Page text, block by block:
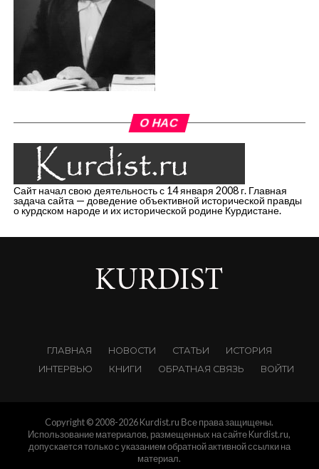
О НАС
Сайт начал свою деятельность с 14 января 2008 г. Главная
задача сайта — доведение объективной исторической правды
о курдском народе и их исторической родине Курдистане.
ГЛАВНАЯ НОВОСТИ СТАТЬИ
ИСТОРИЯ
ИНТЕРВЬЮ
КНИГИ ОБРАТНАЯ СВЯЗЬ ВОЙТИ
Copyright © 2008-2026 Kurdist.ru Все права защищены.
Использование материалов, размещенных на сайте Kurdist.ru,
допускается только с указанием обратной активной ссылки на
материал.